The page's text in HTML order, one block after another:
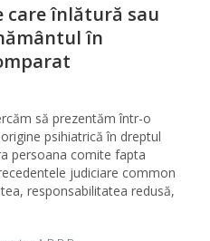
care înlătură sau
în
să prezentăm într-o
psihiatrică în dreptul
persoana comite fapta
judiciare common
responsabilitatea redusă,